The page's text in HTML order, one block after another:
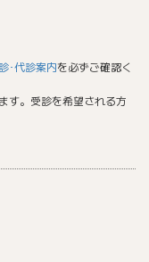
･代診案内を必ずご確認く
す。受診を希望される方